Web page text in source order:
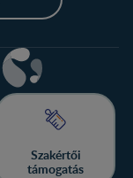
Szakértői
támogatás